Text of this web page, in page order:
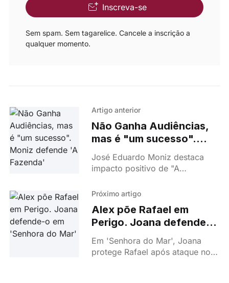
Inscreva-se
Sem spam. Sem tagarelice. Cancele a inscrição a
qualquer momento.
Artigo anterior
Não Ganha Audiências,
mas é "um sucesso".
Moniz defende 'A
Fazenda'
José Eduardo Moniz destaca
impacto positivo de "A
TVI exibida em simultâneo em
Próximo artigo
Alex põe Rafael em
Perigo. Joana defende-o
em 'Senhora do Mar'
Em 'Senhora do Mar', Joana
protege Rafael após ataque no